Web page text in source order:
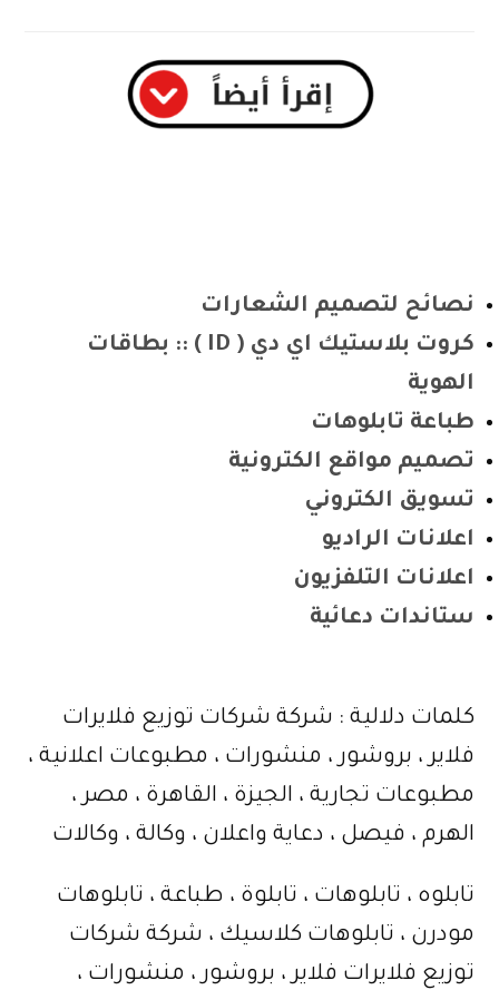
نصائح لتصميم الشعارات
كروت بلاستيك اي دي ( ID ) :: بطاقات
الهوية
طباعة تابلوهات
تصميم مواقع الكترونية
تسويق الكتروني
اعلانات الراديو
اعلانات التلفزيون
ستاندات دعائية
كلمات دلالية : شركة شركات توزيع فلايرات
فلاير ، بروشور ، منشورات ، مطبوعات اعلانية ،
مطبوعات تجارية ، الجيزة ، القاهرة ، مصر ،
الهرم ، فيصل ، دعاية واعلان ، وكالة ، وكالات
تابلوه ، تابلوهات ، تابلوة ، طباعة ، تابلوهات
مودرن ، تابلوهات كلاسيك ، شركة شركات
توزيع فلايرات فلاير ، بروشور ، منشورات ،